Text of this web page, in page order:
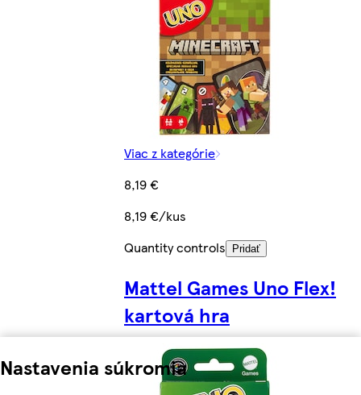
Nastavenia súkromia
Viac z kategórie
8,19 €
8,19 €/kus
Quantity controls
Pridať
Mattel Games Uno Flex!
kartová hra